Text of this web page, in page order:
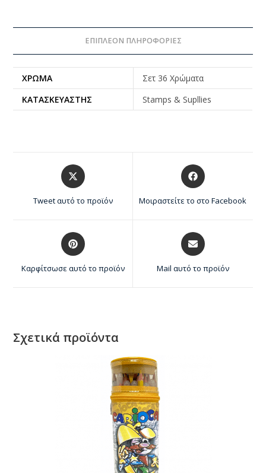
ΕΠΙΠΛΈΟΝ ΠΛΗΡΟΦΟΡΊΕΣ
ΧΡΏΜΑ
Σετ 36 Χρώματα
ΚΑΤΑΣΚΕΥΑΣΤΉΣ
Stamps & Supllies
Tweet αυτό το προϊόν Μοιραστείτε το στο Facebook
Καρφίτσωσε αυτό το προϊόν Mail αυτό το προϊόν
Σχετικά προϊόντα